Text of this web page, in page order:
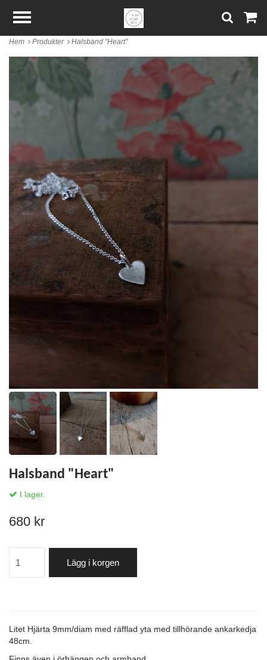
Hem Produkter Halsband "Heart"
Halsband "Heart"
I lager.
680 kr
Lägg i korgen
Litet Hjärta 9mm/diam med räfflad yta med tillhörande ankarkedja
48cm.